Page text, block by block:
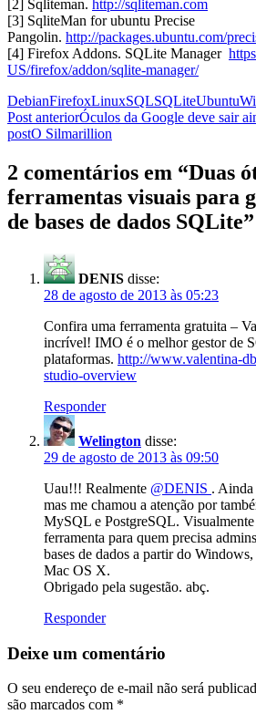
[2] Sqliteman. http://sqliteman.com
[3] SqliteMan for ubuntu Precise
Pangolin. http://packages.ubuntu.com/
[4] Firefox Addons. SQLite Manager
US/firefox/addon/sqlite-manager/
DebianFirefoxLinuxSQLSQLiteUbuntu
Navegação
de
posts
Post anteriorÓculos da Google deve sair
postO Silmarillion
2 comentários em “Duas
ferramentas visuais para
de bases de dados SQLite”
DENIS disse:
28 de agosto de 2013 às 05:23
Confira uma ferramenta gratuita –
incrível! IMO é o melhor gestor de
plataformas. http://www.valentina-
studio-overview
Responder
Welington disse:
29 de agosto de 2013 às 09:50
Uau!!! Realmente @DENIS . Ainda
mas me chamou a atenção por
MySQL e PostgreSQL. Visualmente
ferramenta para quem precisa
bases de dados a partir do
Mac OS X.
Obrigado pela sugestão. abç.
Responder
Deixe um comentário
O seu endereço de e-mail não será
são marcados com *